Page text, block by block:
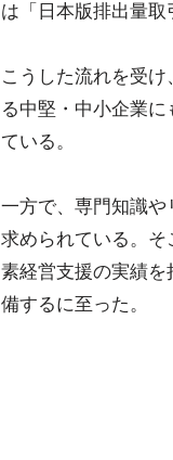
は「日本版排出量取
こうした流れを受
る中堅・中小企業
ている。
一方で、専門知識
求められている。
素経営支援の実績
備するに至った。